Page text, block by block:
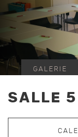
GALERIE
SALLE